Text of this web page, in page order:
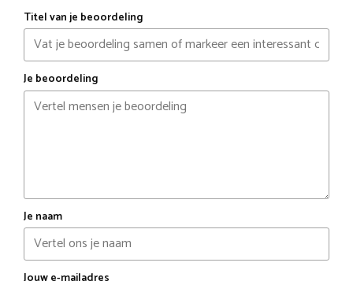
Titel van je beoordeling
Je beoordeling
Je naam